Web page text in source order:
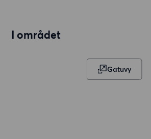
I området
Gatuvy